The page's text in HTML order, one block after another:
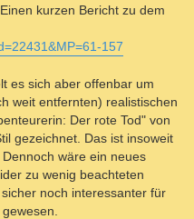
kurzen Bericht zu dem
157
es sich aber offenbar um
weit entfernten) realistischen
Der rote Tod" von
gezeichnet. Das ist insoweit
wäre ein neues
zu wenig beachteten
noch interessanter für